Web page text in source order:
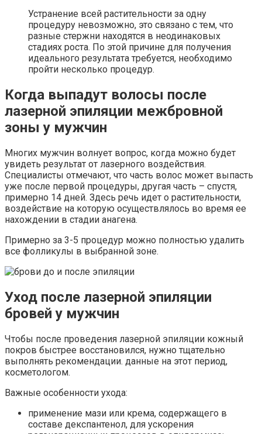
Устранение всей растительности за одну
процедуру невозможно, это связано с тем, что
разные стержни находятся в неодинаковых
стадиях роста. По этой причине для получения
идеального результата требуется, необходимо
пройти несколько процедур.
Когда выпадут волосы после
лазерной эпиляции межбровной
зоны у мужчин
Многих мужчин волнует вопрос, когда можно будет
увидеть результат от лазерного воздействия.
Специалисты отмечают, что часть волос может выпасть
уже после первой процедуры, другая часть – спустя,
примерно 14 дней. Здесь речь идет о растительности,
воздействие на которую осуществлялось во время ее
нахождении в стадии анагена.
Примерно за 3-5 процедур можно полностью удалить
все фолликулы в выбранной зоне.
Уход после лазерной эпиляции
бровей у мужчин
Чтобы после проведения лазерной эпиляции кожный
покров быстрее восстановился, нужно тщательно
выполнять рекомендации. данные на этот период,
косметологом.
Важные особенности ухода:
применение мази или крема, содержащего в
составе декспантенол, для ускорения